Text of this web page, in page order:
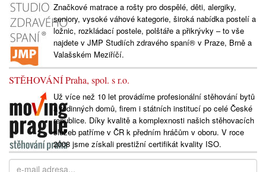
Značkové matrace a rošty pro dospělé, děti, alergiky,
seniory, vysoké váhové kategorie, široká nabídka postelí a
ložnic, rozkládací postele, polštáře a přikrývky – to vše
najdete v JMP Studiích zdravého spaní® v Praze, Brně a
Valašském Meziříčí.
STĚHOVÁNÍ Praha, spol. s r.o.
Už více než 10 let provádíme profesionální stěhování bytů
a rodinných domů, firem i státních institucí po celé České
republice. Díky kvalitě a komplexnosti našich stěhovacích
služeb patříme v ČR k předním hráčům v oboru. V roce
2008 jsme získali prestižní certifikát kvality ISO.